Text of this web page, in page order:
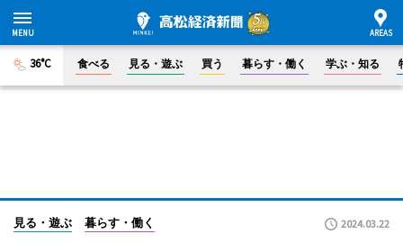
36°C 食べる 見る・遊ぶ 買う 暮らす・働く 学ぶ・知る
見る・遊ぶ 暮らす・働く 2024.03.22